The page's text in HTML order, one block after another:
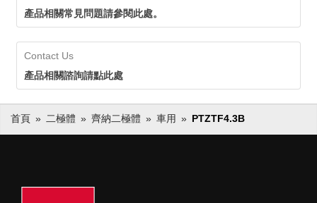
產品相關常見問題請參閱此處。
Contact Us
產品相關諮詢請點此處
首頁 二極體 齊納二極體 車用 PTZTF4.3B